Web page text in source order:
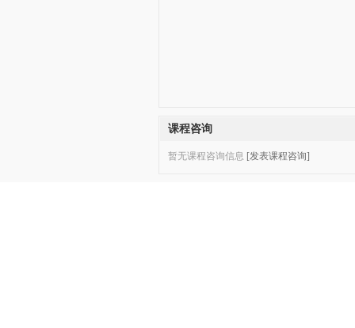
课程咨询
暂无课程咨询信息 [发表课程咨询]